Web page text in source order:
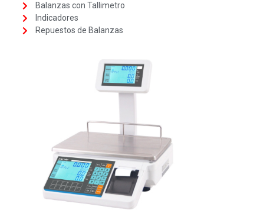
Balanzas con Tallimetro
Indicadores
Repuestos de Balanzas